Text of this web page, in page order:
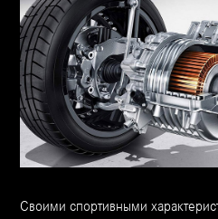
Своими спортивными